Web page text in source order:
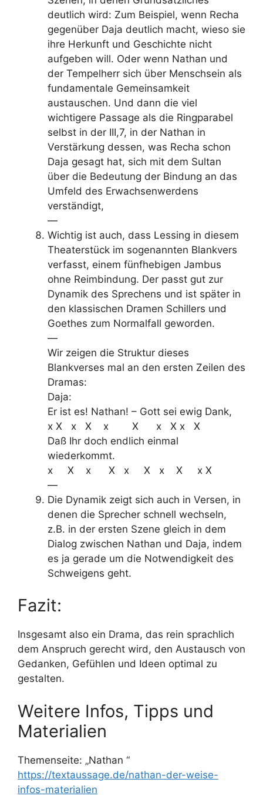
deutlich wird: Zum Beispiel, wenn Recha
gegenüber Daja deutlich macht, wieso sie
ihre Herkunft und Geschichte nicht
aufgeben will. Oder wenn Nathan und
der Tempelherr sich über Menschsein als
fundamentale Gemeinsamkeit
austauschen. Und dann die viel
wichtigere Passage als die Ringparabel
selbst in der III,7, in der Nathan in
Verstärkung dessen, was Recha schon
Daja gesagt hat, sich mit dem Sultan
über die Bedeutung der Bindung an das
Umfeld des Erwachsenwerdens
verständigt,
—
Wichtig ist auch, dass Lessing in diesem
Theaterstück im sogenannten Blankvers
verfasst, einem fünfhebigen Jambus
ohne Reimbindung. Der passt gut zur
Dynamik des Sprechens und ist später in
den klassischen Dramen Schillers und
Goethes zum Normalfall geworden.
—
Wir zeigen die Struktur dieses
Blankverses mal an den ersten Zeilen des
Dramas:
Daja:
Er ist es! Nathan! – Gott sei ewig Dank,
x X x X x X x X x X
Daß Ihr doch endlich einmal
wiederkommt.
x X x X x X x X x X
—
Die Dynamik zeigt sich auch in Versen, in
denen die Sprecher schnell wechseln,
z.B. in der ersten Szene gleich in dem
Dialog zwischen Nathan und Daja, indem
es ja gerade um die Notwendigkeit des
Schweigens geht.
Fazit:
Insgesamt also ein Drama, das rein sprachlich
dem Anspruch gerecht wird, den Austausch von
Gedanken, Gefühlen und Ideen optimal zu
gestalten.
Weitere Infos, Tipps und
Materialien
Themenseite: „Nathan “
https://textaussage.de/nathan-der-weise-
infos-materialien